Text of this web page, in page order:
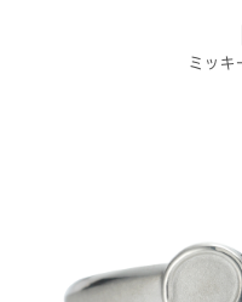
ミッキ